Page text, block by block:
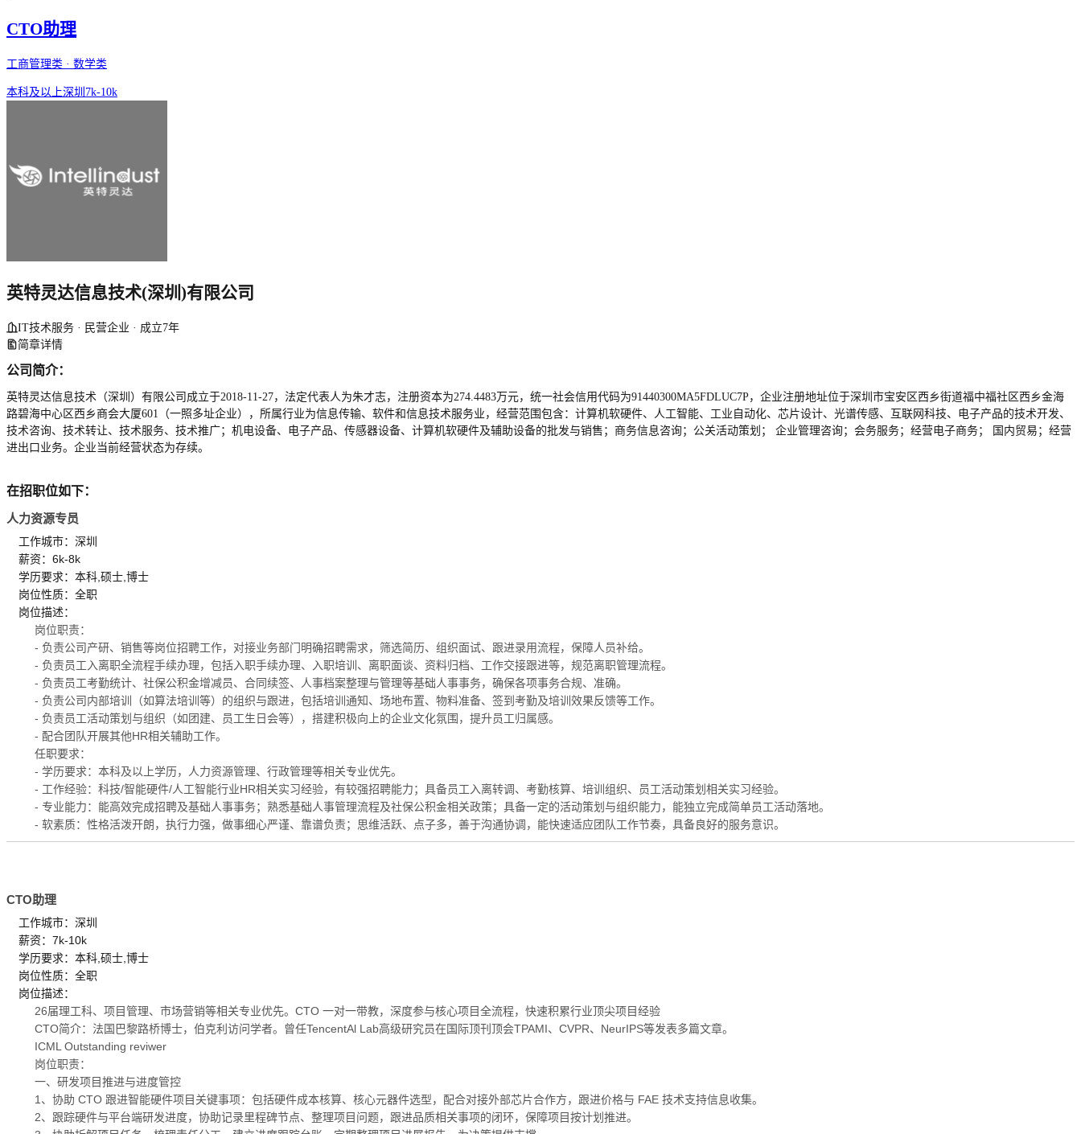
CTO助理
工商管理类 · 数学类
本科及以上深圳 7k-10k
英特灵达信息技术(深圳)有限公司
IT技术服务 · 民营企业 · 成立7年
简章详情
公司简介：
英特灵达信息技术（深圳）有限公司成立于2018-11-27，法定代表人为朱才志，注册资本为274.4483万元，统一社会信用代码为91440300MA5FDLUC7P，企业注册地址位于深圳市宝安区西乡街道福中福社区西乡金海
路碧海中心区西乡商会大厦601（一照多址企业），所属行业为信息传输、软件和信息技术服务业，经营范围包含：计算机软硬件、人工智能、工业自动化、芯片设计、光谱传感、互联网科技、电子产品的技术开发、
技术咨询、技术转让、技术服务、技术推广；机电设备、电子产品、传感器设备、计算机软硬件及辅助设备的批发与销售；商务信息咨询；公关活动策划； 企业管理咨询；会务服务；经营电子商务； 国内贸易；经营
进出口业务。企业当前经营状态为存续。
在招职位如下：
人力资源专员
工作城市：深圳
薪资：6k-8k
学历要求：本科,硕士,博士
岗位性质：全职
岗位描述：
岗位职责：
- 负责公司产研、销售等岗位招聘工作，对接业务部门明确招聘需求，筛选简历、组织面试、跟进录用流程，保障人员补给。
- 负责员工入离职全流程手续办理，包括入职手续办理、入职培训、离职面谈、资料归档、工作交接跟进等，规范离职管理流程。
- 负责员工考勤统计、社保公积金增减员、合同续签、人事档案整理与管理等基础人事事务，确保各项事务合规、准确。
- 负责公司内部培训（如算法培训等）的组织与跟进，包括培训通知、场地布置、物料准备、签到考勤及培训效果反馈等工作。
- 负责员工活动策划与组织（如团建、员工生日会等），搭建积极向上的企业文化氛围，提升员工归属感。
- 配合团队开展其他HR相关辅助工作。
任职要求：
- 学历要求：本科及以上学历，人力资源管理、行政管理等相关专业优先。
- 工作经验：科技/智能硬件/人工智能行业HR相关实习经验，有较强招聘能力；具备员工入离转调、考勤核算、培训组织、员工活动策划相关实习经验。
- 专业能力：能高效完成招聘及基础人事事务；熟悉基础人事管理流程及社保公积金相关政策；具备一定的活动策划与组织能力，能独立完成简单员工活动落地。
- 软素质：性格活泼开朗，执行力强，做事细心严谨、靠谱负责；思维活跃、点子多，善于沟通协调，能快速适应团队工作节奏，具备良好的服务意识。
CTO助理
工作城市：深圳
薪资：7k-10k
学历要求：本科,硕士,博士
岗位性质：全职
岗位描述：
26届理工科、项目管理、市场营销等相关专业优先。CTO 一对一带教，深度参与核心项目全流程，快速积累行业顶尖项目经验
CTO简介：法国巴黎路桥博士，伯克利访问学者。曾任TencentAl Lab高级研究员在国际顶刊顶会TPAMI、CVPR、NeurIPS等发表多篇文章。
ICML Outstanding reviwer
岗位职责：
一、研发项目推进与进度管控
1、协助 CTO 跟进智能硬件项目关键事项：包括硬件成本核算、核心元器件选型，配合对接外部芯片合作方，跟进价格与 FAE 技术支持信息收集。
2、跟踪硬件与平台端研发进度，协助记录里程碑节点、整理项目问题，跟进品质相关事项的闭环，保障项目按计划推进。